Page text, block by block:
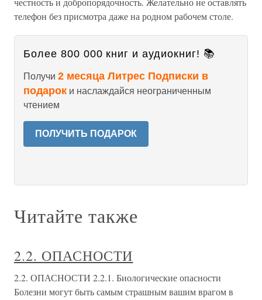
телефон без присмотра даже на родном рабочем столе.
Более 800 000 книг и аудиокниг! 📚
Получи 2 месяца Литрес Подписки в
подарок и наслаждайся неограниченным
чтением
ПОЛУЧИТЬ ПОДАРОК
Читайте также
2.2. ОПАСНОСТИ
2.2. ОПАСНОСТИ 2.2.1. Биологические опасности
Болезни могут быть самым страшным вашим врагом в